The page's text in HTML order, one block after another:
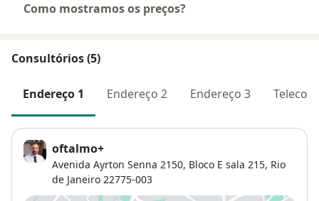
Como mostramos os preços?
Consultórios (5)
Endereço 1 Endereço 2 Endereço 3
oftalmo+
Avenida Ayrton Senna 2150, Bloco E sala 215, Rio
de Janeiro 22775-003